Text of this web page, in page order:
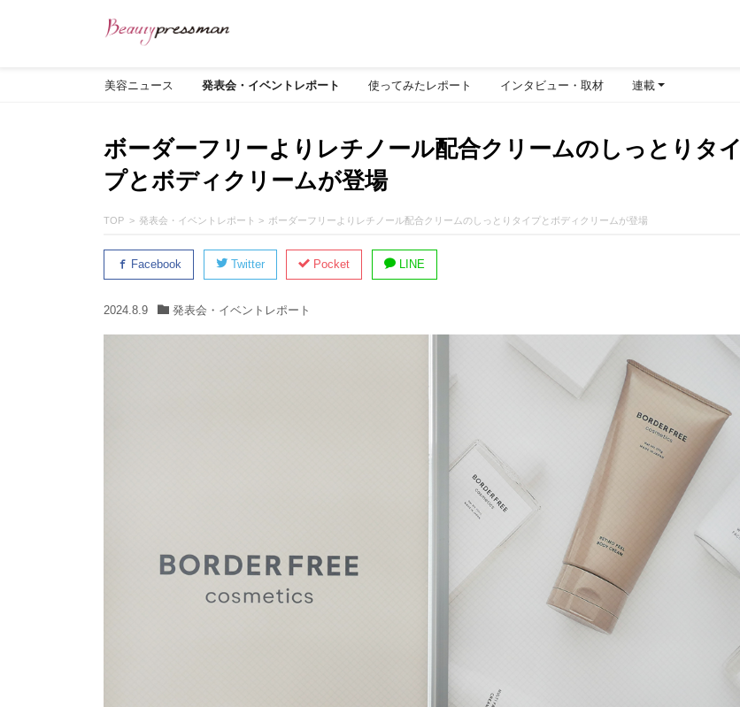
美容ニュース 発表会・イベントレポート 使ってみたレポート インタビュー・取材 連載
ボーダーフリーよりレチノール配合クリームのしっとりタイ
プとボディクリームが登場
TOP 発表会・イベントレポート ボーダーフリーよりレチノール配合クリームのしっとりタイプとボディクリームが登場
Facebook Twitter Pocket LINE
2024.8.9 発表会・イベントレポート